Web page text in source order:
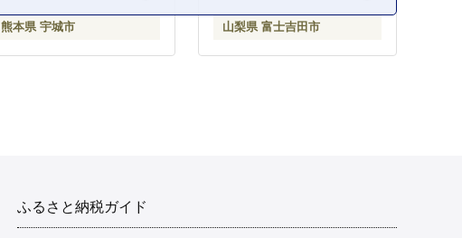
熊本県 宇城市 山梨県 富士吉田市
ふるさと納税ガイド